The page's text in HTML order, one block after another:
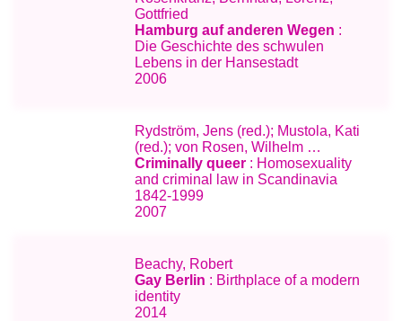
Gottfried
Hamburg auf anderen Wegen :
Die Geschichte des schwulen
Lebens in der Hansestadt
2006
Rydström, Jens (red.); Mustola, Kati
(red.); von Rosen, Wilhelm …
Criminally queer : Homosexuality
and criminal law in Scandinavia
1842-1999
2007
Beachy, Robert
Gay Berlin : Birthplace of a modern
identity
2014